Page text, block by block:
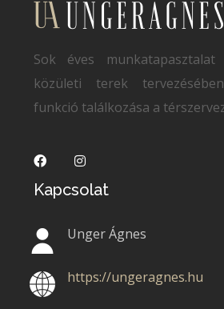
Sok éves
közületi terek
funkció találkozása a
Kapcsolat
Unger Ágnes
https://ungeragnes.hu